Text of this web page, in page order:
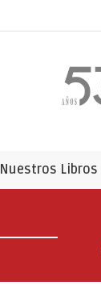
Nuestros Libros